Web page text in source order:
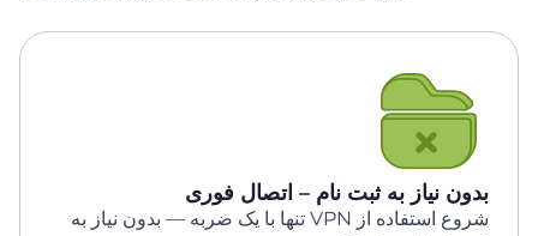
بدون نیاز به ثبت نام – اتصال فوری
شروع استفاده از VPN تنها با یک ضربه — بدون نیاز به